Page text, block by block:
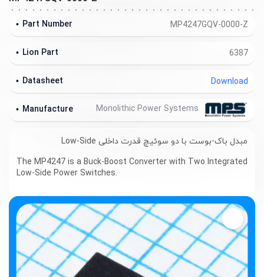
MP4247GQV-0000-Z
Part Number
6387
Lion Part
Download
Datasheet
Manufacture
مبدل باک-بوست با دو سوئیچ قدرت داخلی Low-Side
The MP4247 is a Buck-Boost Converter with Two Integrated
Low-Side Power Switches.